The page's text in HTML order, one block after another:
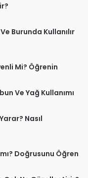
Burunda Kullanılır
Mi? Öğrenin
Ve Yağ Kullanımı
Nasıl
mı? Doğrusunu Öğren